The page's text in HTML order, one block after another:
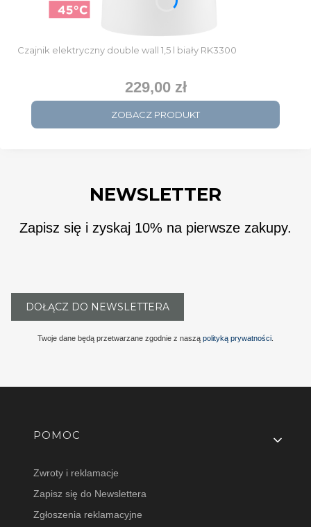
Czajnik elektryczny double wall 1,5 l biały RK3300
Cena
229,00 zł
ZOBACZ PRODUKT
NEWSLETTER
Zapisz się i zyskaj 10% na pierwsze zakupy.
DOŁĄCZ DO NEWSLETTERA
Twoje dane będą przetwarzane zgodnie z naszą polityką prywatności
Linki w stopce
POMOC
Zwroty i reklamacje
Zapisz się do Newslettera
Zgłoszenia reklamacyjne